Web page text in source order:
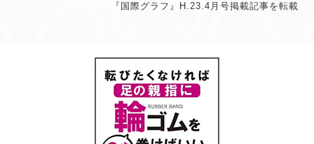
『国際グラフ』H.23.4月号掲載記事を転載